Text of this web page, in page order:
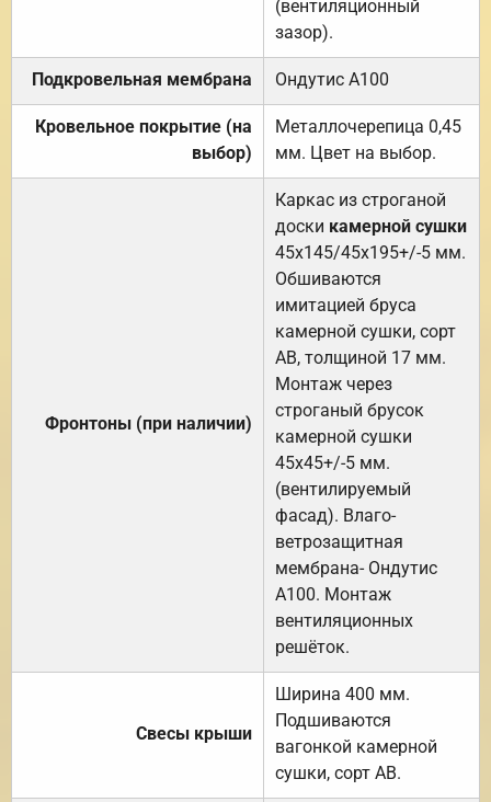
(вентиляционный
зазор).
Подкровельная мембрана Ондутис А100
Кровельное покрытие (на
выбор)
Металлочерепица 0,45
мм. Цвет на выбор.
Фронтоны (при наличии)
Каркас из строганой
доски камерной сушки
45х145/45х195+/-5 мм.
Обшиваются
имитацией бруса
камерной сушки, сорт
АВ, толщиной 17 мм.
Монтаж через
строганый брусок
камерной сушки
45х45+/-5 мм.
(вентилируемый
фасад). Влаго-
ветрозащитная
мембрана- Ондутис
А100. Монтаж
вентиляционных
решёток.
Свесы крыши
Ширина 400 мм.
Подшиваются
вагонкой камерной
сушки, сорт АВ.